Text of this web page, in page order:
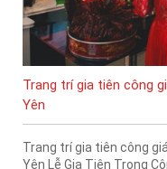
Trang trí gia tiên công
Yên
Trang trí gia tiên công
Yên Lễ Gia Tiên Trong